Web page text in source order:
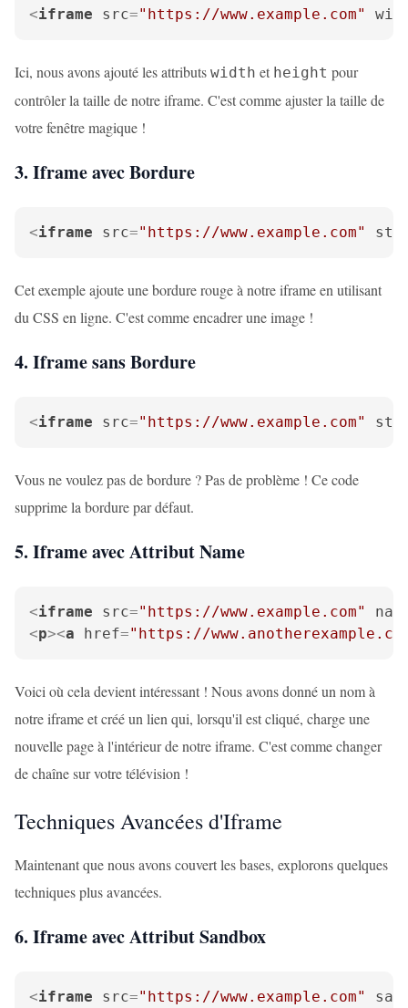
<iframe src="https://www.example.com"
Ici, nous avons ajouté les attributs width et height pour
contrôler la taille de notre iframe. C'est comme ajuster la taille de
votre fenêtre magique !
3. Iframe avec Bordure
<iframe src="https://www.example.com"
Cet exemple ajoute une bordure rouge à notre iframe en utilisant
du CSS en ligne. C'est comme encadrer une image !
4. Iframe sans Bordure
<iframe src="https://www.example.com"
Vous ne voulez pas de bordure ? Pas de problème ! Ce code
supprime la bordure par défaut.
5. Iframe avec Attribut Name
<iframe src="https://www.example.com"
<p><a href="https://
Voici où cela devient intéressant ! Nous avons donné un nom à
notre iframe et créé un lien qui, lorsqu'il est cliqué, charge une
nouvelle page à l'intérieur de notre iframe. C'est comme changer
de chaîne sur votre télévision !
Techniques Avancées d'Iframe
Maintenant que nous avons couvert les bases, explorons quelques
techniques plus avancées.
6. Iframe avec Attribut Sandbox
<iframe src="https://www.example.com"